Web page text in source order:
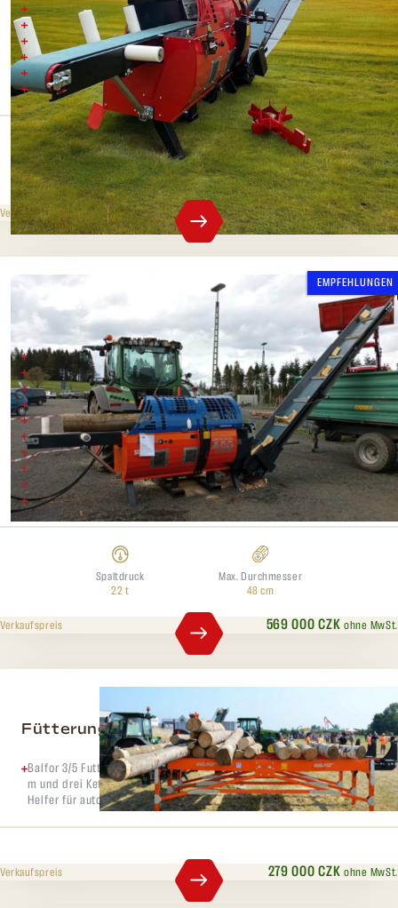
Scheitlänge: stufenlos bis zu 65cm
Spaltmesser hydraulisch verstellbar
Förderband: hydraulisch ausfahrbar auf 5m mit Schwenkfunktion
Schlepperleistung: ab 80PS
170x260x250
Möglichkeit der Lieferung eines Futtertisches und von Ersatzteilen
Spaltdruck
22 t
Max. Durchmesser
48 cm
749 000 CZKohne MwSt.
Verkaufspreis
EMPFEHLUNGEN
BALFOR 480 JOY
BALFOR 480 JOY - EL, TR, COMBI, Dieselantrieb,
Balfor 480 Spielautomat
Bis zu einem Durchmesser von 48 cm
Spannkraft 22 Tonnen
Massive Maschine
Italienische Produktion
Gewicht ohne Öl 1609 kg
6m Dosierband, drehbar
Antrieb inklusive
Spaltkeile 4/6/
Spaltdruck
22 t
Max. Durchmesser
48 cm
569 000 CZK ohne MwSt.
Verkaufspreis
Fütterungstisch Balfor 3/5
Balfor 3/5 Futtertisch, robuster Futtertisch mit einer Länge von 5,0
m und drei Ketten mit einem Durchmesser von 1,7 m. Ein großartiger
Helfer für automatische Häcksler. Preis ohne MwSt.
279 000 CZK ohne MwSt.
Verkaufspreis